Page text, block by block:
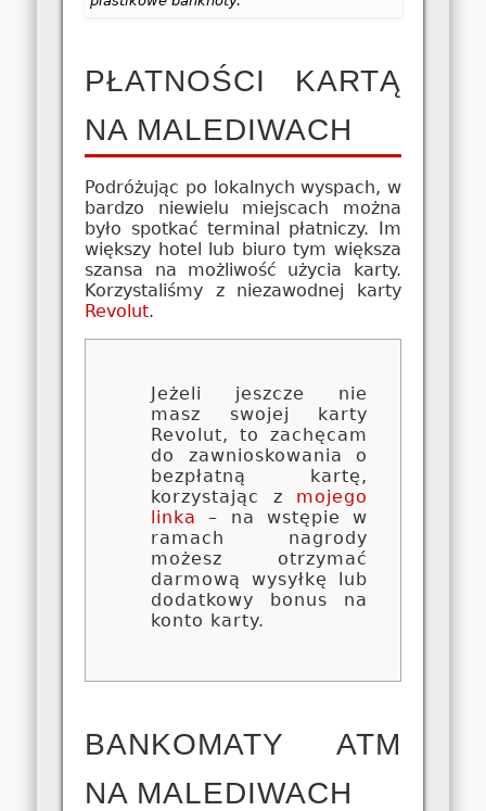
PŁATNOŚCI KARTĄ
NA MALEDIWACH
Podróżując po lokalnych wyspach, w
bardzo niewielu miejscach można
było spotkać terminal płatniczy. Im
większy hotel lub biuro tym większa
szansa na możliwość użycia karty.
Korzystaliśmy z niezawodnej karty
Revolut.
Jeżeli jeszcze nie
masz swojej karty
Revolut, to zachęcam
do zawnioskowania o
bezpłatną kartę,
korzystając z mojego
linka
– na wstępie w
ramach nagrody
możesz otrzymać
darmową wysyłkę lub
dodatkowy bonus na
konto karty.
BANKOMATY ATM
NA MALEDIWACH